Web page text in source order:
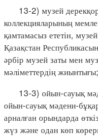
13-2) музей
коллекцияларының
қамтамасыз ететін,
Қазақстан
әрбір музей заты мен
мәліметтердің жиынтығы;
13-3) ойын-сауық
ойын-сауық мәдени-
арналған орындарда
жүз және одан көп